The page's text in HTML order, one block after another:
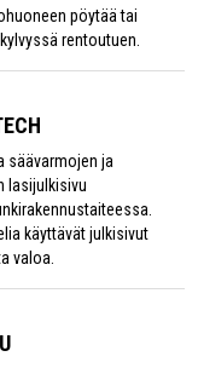
pöytää tai
rentoutuen.
säävarmojen ja
lasijulkisivu
käyttävät julkisivut
valoa.